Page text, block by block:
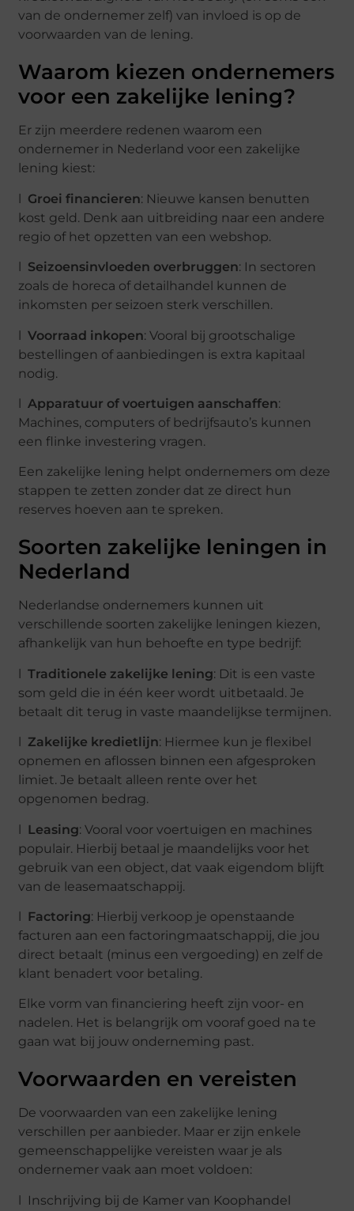
van de ondernemer zelf) van invloed is op de
voorwaarden van de lening.
Waarom kiezen ondernemers
voor een zakelijke lening?
Er zijn meerdere redenen waarom een
ondernemer in Nederland voor een zakelijke
lening kiest:
l Groei financieren: Nieuwe kansen benutten
kost geld. Denk aan uitbreiding naar een andere
regio of het opzetten van een webshop.
Seizoensinvloeden overbruggen: In sectoren
zoals de horeca of detailhandel kunnen de
inkomsten per seizoen sterk verschillen.
lVoorraad inkopen: Vooral bij grootschalige
bestellingen of aanbiedingen is extra kapitaal
nodig.
lApparatuur of voertuigen aanschaffen:
Machines, computers of bedrijfsauto’s kunnen
een flinke investering vragen.
Een zakelijke lening helpt ondernemers om deze
stappen te zetten zonder dat ze direct hun
reserves hoeven aan te spreken.
Soorten zakelijke leningen in
Nederland
Nederlandse ondernemers kunnen uit
verschillende soorten zakelijke leningen kiezen,
afhankelijk van hun behoefte en type bedrijf:
lTraditionele zakelijke lening: Dit is een vaste
som geld die in één keer wordt uitbetaald. Je
betaalt dit terug in vaste maandelijkse termijnen.
Zakelijke kredietlijn: Hiermee kun je flexibel
opnemen en aflossen binnen een afgesproken
limiet. Je betaalt alleen rente over het
opgenomen bedrag.
l Leasing: Vooral voor voertuigen en machines
populair. Hierbij betaal je maandelijks voor het
gebruik van een object, dat vaak eigendom blijft
van de leasemaatschappij.
l Factoring: Hierbij verkoop je openstaande
facturen aan een factoringmaatschappij, die jou
direct betaalt (minus een vergoeding) en zelf de
klant benadert voor betaling.
Elke vorm van financiering heeft zijn voor- en
nadelen. Het is belangrijk om vooraf goed na te
gaan wat bij jouw onderneming past.
Voorwaarden en vereisten
De voorwaarden van een zakelijke lening
verschillen per aanbieder. Maar er zijn enkele
gemeenschappelijke vereisten waar je als
ondernemer vaak aan moet voldoen:
l Inschrijving bij de Kamer van Koophandel